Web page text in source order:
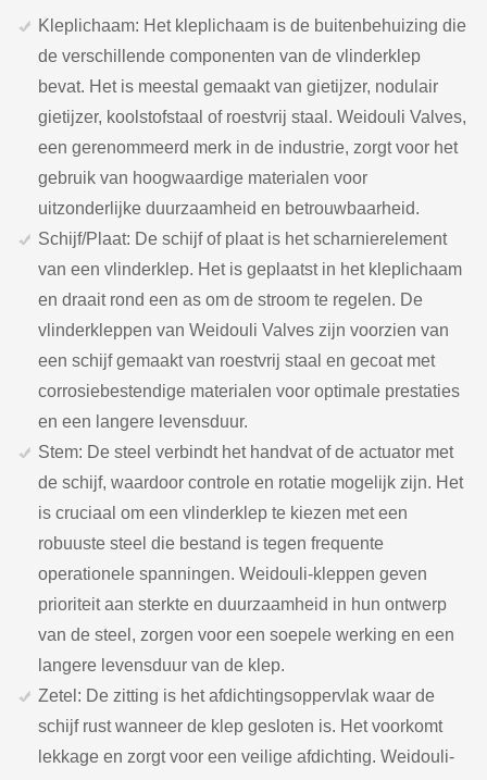
Kleplichaam: Het kleplichaam is de buitenbehuizing die
de verschillende componenten van de vlinderklep
bevat. Het is meestal gemaakt van gietijzer, nodulair
gietijzer, koolstofstaal of roestvrij staal. Weidouli Valves,
een gerenommeerd merk in de industrie, zorgt voor het
gebruik van hoogwaardige materialen voor
uitzonderlijke duurzaamheid en betrouwbaarheid.
Schijf/Plaat: De schijf of plaat is het scharnierelement
van een vlinderklep. Het is geplaatst in het kleplichaam
en draait rond een as om de stroom te regelen. De
vlinderkleppen van Weidouli Valves zijn voorzien van
een schijf gemaakt van roestvrij staal en gecoat met
corrosiebestendige materialen voor optimale prestaties
en een langere levensduur.
Stem: De steel verbindt het handvat of de actuator met
de schijf, waardoor controle en rotatie mogelijk zijn. Het
is cruciaal om een vlinderklep te kiezen met een
robuuste steel die bestand is tegen frequente
operationele spanningen. Weidouli-kleppen geven
prioriteit aan sterkte en duurzaamheid in hun ontwerp
van de steel, zorgen voor een soepele werking en een
langere levensduur van de klep.
Zetel: De zitting is het afdichtingsoppervlak waar de
schijf rust wanneer de klep gesloten is. Het voorkomt
lekkage en zorgt voor een veilige afdichting. Weidouli-